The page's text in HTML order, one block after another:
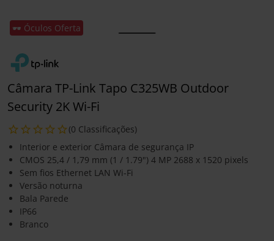
🕶️ Óculos Oferta
Câmara TP-Link Tapo C325WB Outdoor
Security 2K Wi-Fi
(0 Classificações)
Interior e exterior Câmara de segurança IP
CMOS 25,4 / 1,79 mm (1 / 1.79") 4 MP 2688 x 1520 pixels
Sem fios Ethernet LAN Wi-Fi
Versão noturna
Bala Parede
IP66
Branco